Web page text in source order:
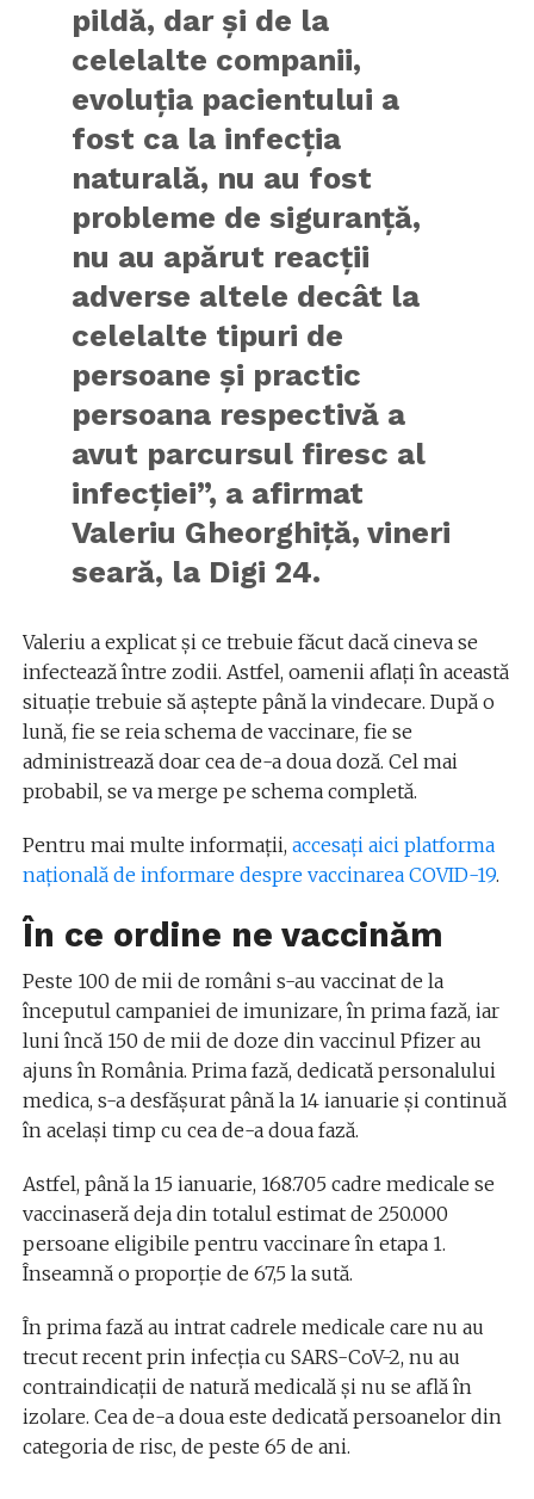
pildă, dar şi de la
celelalte companii,
evoluţia pacientului a
fost ca la infecţia
naturală, nu au fost
probleme de siguranţă,
nu au apărut reacţii
adverse altele decât la
celelalte tipuri de
persoane şi practic
persoana respectivă a
avut parcursul firesc al
infecţiei”, a afirmat
Valeriu Gheorghiţă, vineri
seară, la Digi 24.
Valeriu a explicat și ce trebuie făcut dacă cineva se
infectează între zodii. Astfel, oamenii aflați în această
situație trebuie să aștepte până la vindecare. După o
lună, fie se reia schema de vaccinare, fie se
administrează doar cea de-a doua doză. Cel mai
probabil, se va merge pe schema completă.
Pentru mai multe informații, accesați aici platforma
națională de informare despre vaccinarea COVID-19.
În ce ordine ne vaccinăm
Peste 100 de mii de români s-au vaccinat de la
începutul campaniei de imunizare, în prima fază, iar
luni încă 150 de mii de doze din vaccinul Pfizer au
ajuns în România. Prima fază, dedicată personalului
medica, s-a desfășurat până la 14 ianuarie și continuă
în același timp cu cea de-a doua fază.
Astfel, până la 15 ianuarie, 168.705 cadre medicale se
vaccinaseră deja din totalul estimat de 250.000
persoane eligibile pentru vaccinare în etapa 1.
Înseamnă o proporție de 67,5 la sută.
În prima fază au intrat cadrele medicale care nu au
trecut recent prin infecția cu SARS-CoV-2, nu au
contraindicații de natură medicală și nu se află în
izolare. Cea de-a doua este dedicată persoanelor din
categoria de risc, de peste 65 de ani.